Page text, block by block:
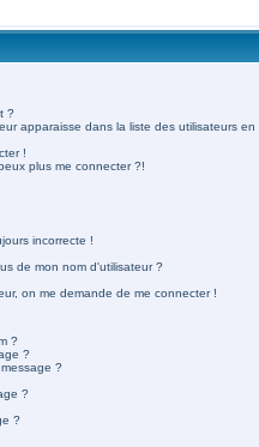
?
apparaisse dans la liste des utilisateurs en
!
plus me connecter ?!
incorrecte !
de mon nom d'utilisateur ?
on me demande de me connecter !
?
?
?
?
?